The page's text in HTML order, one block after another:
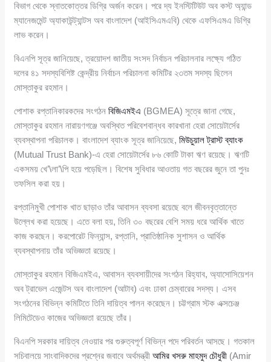
বিভাগ থেকে স্নাতকোত্তর ডিগ্রি অর্জন করেন। পরে দ্য ইনস্টিটিউট অব কস্ট অ্যান্ড
ম্যানেজমেন্ট অ্যাকাউন্ট্যান্টস অব বাংলাদেশ (আইসিএমএবি) থেকে এফসিএমএ ডিগ্রি
লাভ করেন।
বিএনপি সূত্র জানিয়েছে, ত্রয়োদশ জাতীয় সংসদ নির্বাচন পরিচালনার লক্ষ্যে গঠিত
দলের ৪১ সদস্যবিশিষ্ট কেন্দ্রীয় নির্বাচন পরিচালনা কমিটির ২৩তম সদস্য ছিলেন
মোস্তাকুর রহমান।
পোশাক রপ্তানিকারকদের সংগঠনবিজিএমইএ (BGMEA) সূত্রে জানা গেছে,
মোস্তাকুর রহমান নারায়ণগঞ্জে অবস্থিত পরিবেশবান্ধব কারখানা হেরা সোয়েটার্সের
ব্যবস্থাপনা পরিচালক। বাংলাদেশ ব্যাংক সূত্র জানিয়েছে,মিউচুয়াল ট্রাস্ট ব্যাংক
(Mutual Trust Bank)-এ হেরা সোয়েটার্সের ৮৬ কোটি টাকা ঋণ রয়েছে। ঋণটি
একসময় খে’\লা’\পি হয়ে পড়েছিল। বিশেষ সুবিধার আওতায় গত বছরের জুনে তা পুনঃ
তফসিল করা হয়।
রপ্তানিমুখী পোশাক খাত ছাড়াও তাঁর আবাসন ব্যবসা রয়েছে বলে জীবনবৃত্তান্তে
উল্লেখ করা হয়েছে। এতে বলা হয়, তিনি ৩০ বছরের বেশি সময় ধরে আর্থিক খাতে
কাজ করছেন। করপোরেট ফিন্যান্স, রপ্তানি, প্রাতিষ্ঠানিক সুশাসন ও আর্থিক
ব্যবস্থাপনায় তাঁর অভিজ্ঞতা রয়েছে।
মোস্তাকুর রহমান বিজিএমইএ, আবাসন ব্যবসায়ীদের সংগঠন রিহ্যাব, অ্যাসোসিয়েশন
অব ট্রাভেল এজেন্টস অব বাংলাদেশ (আটাব) এবং ঢাকা চেম্বারের সদস্য। এসব
সংগঠনের বিভিন্ন কমিটিতে তিনি দায়িত্ব পালন করেছেন। চট্টগ্রাম স্টক এক্সচেঞ্জ
লিমিটেডেও কাজের অভিজ্ঞতা রয়েছে তাঁর।
বিএনপি সরকার দায়িত্ব নেওয়ার পর গুরুত্বপূর্ণ বিভিন্ন পদে পরিবর্তন আসছে। গতকাল
সচিবালয়ে সাংবাদিকদের প্রশ্নের জবাবে অর্থমন্ত্রীআমির খসরু মাহমুদ চৌধুরী (Amir